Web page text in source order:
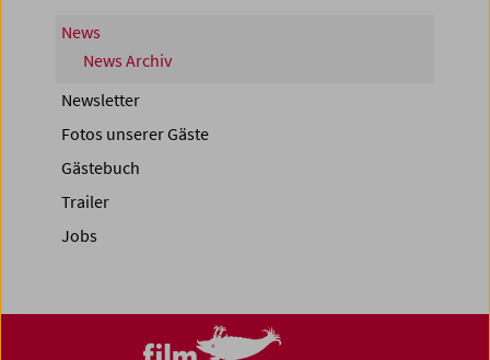
News
News Archiv
Newsletter
Fotos unserer Gäste
Gästebuch
Trailer
Jobs